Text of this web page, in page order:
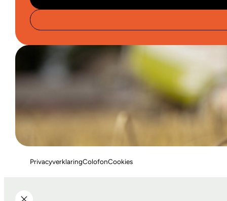
PrivacyverklaringColofonCookies